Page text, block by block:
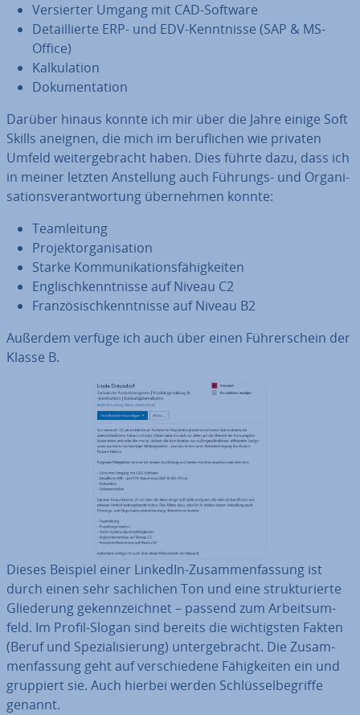
Ver­sier­ter Umgang mit CAD-Software
De­tail­lier­te ERP- und EDV-Kennt­nis­se (SAP & MS-
Office)
Kal­ku­la­ti­on
Do­ku­men­ta­ti­on
Darüber hinaus konnte ich mir über die Jahre einige Soft
Skills aneignen, die mich im be­ruf­li­chen wie privaten
Umfeld wei­ter­ge­bracht haben. Dies führte dazu, dass ich
in meiner letzten An­stel­lung auch Führungs- und Or­ga­ni­
sa­ti­ons­ver­ant­wor­tung über­neh­men konnte:
Team­lei­tung
Pro­jekt­orga­ni­sa­ti­on
Starke Kom­mu­ni­ka­ti­ons­fä­hig­kei­ten
Eng­lisch­kennt­nis­se auf Niveau C2
Fran­zö­sisch­kennt­nis­se auf Niveau B2
Außerdem verfüge ich auch über einen Füh­rer­schein der
Klasse B.
Dieses Beispiel einer LinkedIn-Zu­sam­men­fas­sung ist
durch einen sehr sach­li­chen Ton und eine struk­tu­rier­te
Glie­de­rung ge­kenn­zeich­net – passend zum Ar­beits­um­
feld. Im Profil-Slogan sind bereits die wich­tigs­ten Fakten
(Beruf und Spe­zia­li­sie­rung) un­ter­ge­bracht. Die Zu­sam­
men­fas­sung geht auf ver­schie­de­ne Fä­hig­kei­ten ein und
gruppiert sie. Auch hierbei werden Schlüs­sel­be­grif­fe
genannt.